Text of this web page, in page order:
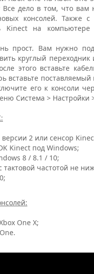
дело в том, что вам
консолей. Также
Kinect на
прост. Вам нужно
круглый
этого вставьте
вставьте поставляемый
его к консоли
Система > Настройки
2 или сенсор
Kinect под Windows;
8 / 8.1 / 10;
частотой не
One X;